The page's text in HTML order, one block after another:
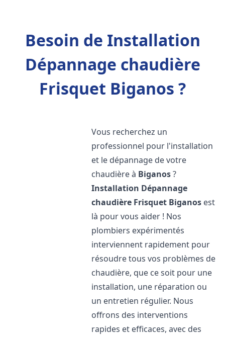
Besoin de Installation
Dépannage chaudière
Frisquet Biganos ?
Vous recherchez un
professionnel pour l'installation
et le dépannage de votre
chaudière à Biganos?
Installation Dépannage
chaudière Frisquet Biganos est
là pour vous aider ! Nos
plombiers expérimentés
interviennent rapidement pour
résoudre tous vos problèmes de
chaudière, que ce soit pour une
installation, une réparation ou
un entretien régulier. Nous
offrons des interventions
rapides et efficaces, avec des